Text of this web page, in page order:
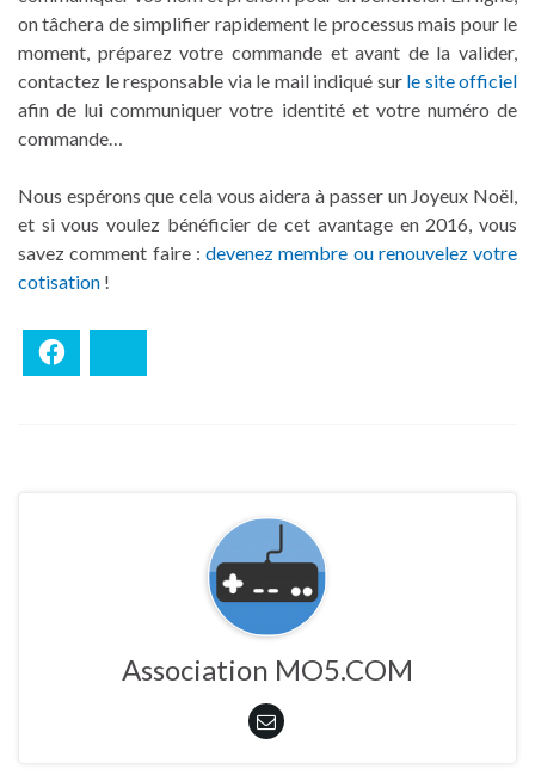
on tâchera de simplifier rapidement le processus mais pour le
moment, préparez votre commande et avant de la valider,
contactez le responsable via le mail indiqué sur le site officiel
afin de lui communiquer votre identité et votre numéro de
commande…
Nous espérons que cela vous aidera à passer un Joyeux Noël,
et si vous voulez bénéficier de cet avantage en 2016, vous
savez comment faire : devenez membre ou renouvelez votre
cotisation !
Association MO5.COM